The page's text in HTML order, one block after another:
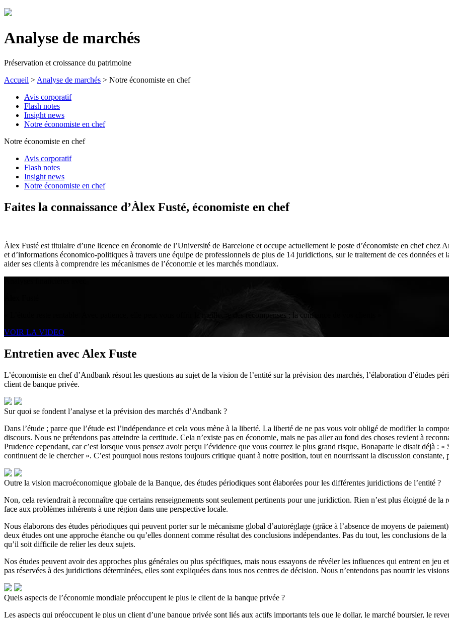
Analyse de marchés
Préservation et croissance du patrimoine
Accueil > Analyse de marchés > Notre économiste en chef
Avis corporatif
Flash notes
Insight news
Notre économiste en chef
Notre économiste en chef
Avis corporatif
Flash notes
Insight news
Notre économiste en chef
Faites la connaissance d’Àlex Fusté, économiste en chef
Àlex Fusté est titulaire d’une licence en économie de l’Université de Barcelone et occupe actuellement le poste d’économiste en chef chez
et d’informations économico-politiques à travers une équipe de professionnels de plus de 14 juridictions, sur le traitement de ces données
aider ses clients à comprendre les mécanismes de l’économie et les marchés mondiaux.
« L’étude reste rentable. Avec patience, elle peut vous offrir la meilleure des récompenses : la confiance de vos clients »
VOIR LA VIDEO
Entretien avec Alex Fuste
L’économiste en chef d’Andbank résout les questions au sujet de la vision de l’entité sur la prévision des marchés, l’élaboration d’études
client de banque privée.
Sur quoi se fondent l’analyse et la prévision des marchés d’Andbank ?
Dans l’étude ; parce que l’étude est l’indépendance et cela vous mène à la liberté. La liberté de ne pas vous voir obligé de modifier la
discours. Nous ne prétendons pas atteindre la certitude. Cela n’existe pas en économie, mais ne pas aller au fond des choses revient à
Prudence cependant, car c’est lorsque vous pensez avoir perçu l’évidence que vous courrez le plus grand risque, Bonaparte le disait déjà :
continuent de le chercher ». C’est pourquoi nous restons toujours critique quant à notre position, tout en nourrissant la discussion
Outre la vision macroéconomique globale de la Banque, des études périodiques sont élaborées pour les différentes juridictions de l’entité ?
Non, cela reviendrait à reconnaître que certains renseignements sont seulement pertinents pour une juridiction. Rien n’est plus éloigné de
face aux problèmes inhérents à une région dans une perspective locale.
Nous élaborons des études périodiques qui peuvent porter sur le mécanisme global d’autoréglage (grâce à l’absence de moyens de
deux études ont une approche étanche ou qu’elles donnent comme résultat des conclusions indépendantes. Pas du tout, les conclusions de
qu’il soit difficile de relier les deux sujets.
Nos études peuvent avoir des approches plus générales ou plus spécifiques, mais nous essayons de révéler les influences qui entrent en
pas réservées à des juridictions déterminées, elles sont expliquées dans tous nos centres de décision. Nous n’entendons pas nourrir les
Quels aspects de l’économie mondiale préoccupent le plus le client de la banque privée ?
Les aspects qui préoccupent le plus un client d’une banque privée sont liés aux actifs importants tels que le dollar, le marché boursier, le